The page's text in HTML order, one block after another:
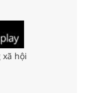
hội